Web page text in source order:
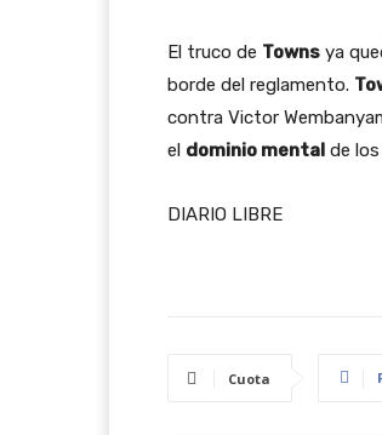
El truco de Towns ya
borde del reglamento.
contra Victor
el dominio mental de
DIARIO LIBRE
Cuota